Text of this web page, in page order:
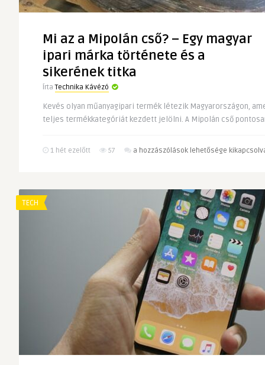
Mi az a Mipolán cső? – Egy magyar
ipari márka története és a
sikerének titka
ÍrtaTechnika Kávézó
Kevés olyan műanyagipari termék létezik Magyarországon,
teljes termékkategóriát kezdett jelölni. A Mipolán cső
1 hét ezelőtt 57
Mi
Mipolán
Egy
magyar
ipari
márka
története
és
a
sikerének
titka
bejegyzéshez
a hozzászólások lehetősége
TECH